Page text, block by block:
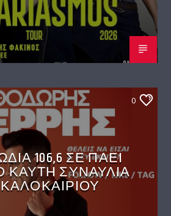
0
106,6 ΣΕ ΠΑΕΙ
ΚΑΥΤΗ ΣΥΝΑΥΛΙΑ